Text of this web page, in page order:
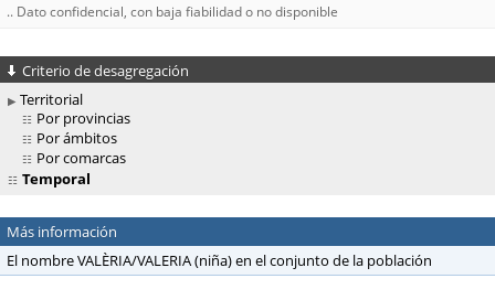
.. Dato confidencial, con baja fiabilidad o no disponible
Criterio de desagregación
Territorial
Por provincias
Por ámbitos
Por comarcas
Temporal
Más información
El nombre VALÈRIA/VALERIA (niña) en el conjunto de la población